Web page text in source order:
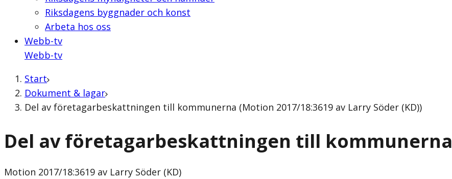
Riksdagens byggnader och konst
Arbeta hos oss
Webb-tv
Webb-tv
Start
Dokument & lagar
Del av företagarbeskattningen till kommunerna (Motion 2017/18:3619 av Larry Söder (KD))
Del av företagarbeskattningen till kommunerna
Motion 2017/18:3619 av Larry Söder (KD)